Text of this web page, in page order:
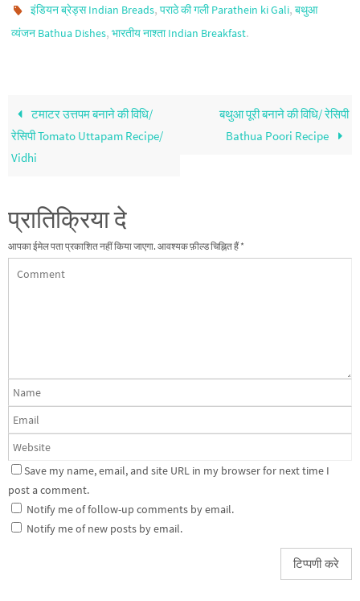
इंडियन ब्रेड्स Indian Breads,पराठे की गली Parathein ki Gali,बथुआ
व्यंजन Bathua Dishes, भारतीय नाश्ता Indian Breakfast.
टमाटर उत्तपम बनाने की विधि/
रेसिपी Tomato Uttapam Recipe/
Vidhi
बथुआ पूरी बनाने की विधि/ रेसिपी
Bathua Poori Recipe
प्रातिक्रिया दे
आपका ईमेल पता प्रकाशित नहीं किया जाएगा. आवश्यक फ़ील्ड चिह्नित हैं*
Save my name, email, and site URL in my browser for next time I
post a comment.
Notify me of follow-up comments by email.
Notify me of new posts by email.